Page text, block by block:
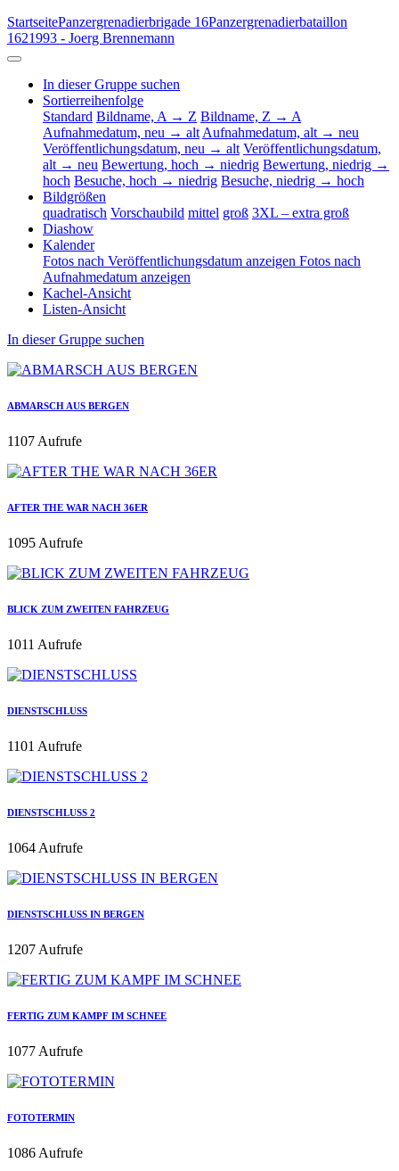
StartseitePanzergrenadierbrigade 16Panzergrenadierbataillon
1621993 - Joerg Brennemann
In dieser Gruppe suchen
Sortierreihenfolge
Standard Bildname, A → Z Bildname, Z → A
Aufnahmedatum, neu → alt Aufnahmedatum, alt → neu
Veröffentlichungsdatum, neu → alt Veröffentlichungsdatum,
alt → neu Bewertung, hoch → niedrig Bewertung, niedrig →
hoch Besuche, hoch → niedrig Besuche, niedrig → hoch
Bildgrößen
quadratisch Vorschaubild mittel groß 3XL – extra groß
Diashow
Kalender
Fotos nach Veröffentlichungsdatum anzeigen Fotos nach
Aufnahmedatum anzeigen
Kachel-Ansicht
Listen-Ansicht
In dieser Gruppe suchen
ABMARSCH AUS BERGEN
1107 Aufrufe
AFTER THE WAR NACH 36ER
1095 Aufrufe
BLICK ZUM ZWEITEN FAHRZEUG
1011 Aufrufe
DIENSTSCHLUSS
1101 Aufrufe
DIENSTSCHLUSS 2
1064 Aufrufe
DIENSTSCHLUSS IN BERGEN
1207 Aufrufe
FERTIG ZUM KAMPF IM SCHNEE
1077 Aufrufe
FOTOTERMIN
1086 Aufrufe